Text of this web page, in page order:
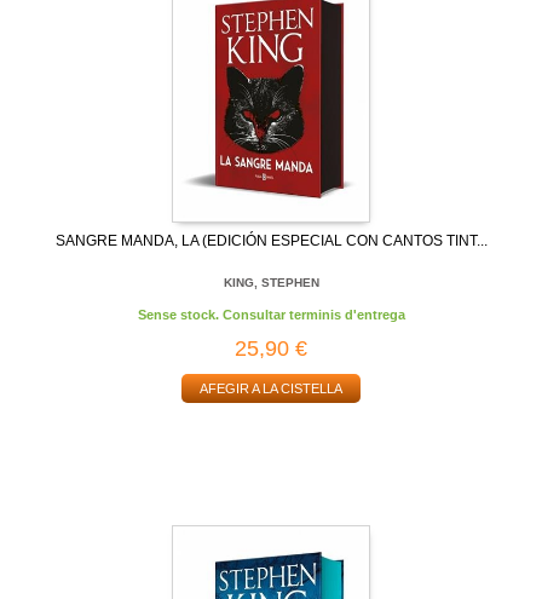
SANGRE MANDA, LA (EDICIÓN ESPECIAL CON CANTOS TINT...
KING, STEPHEN
Sense stock. Consultar terminis d'entrega
25,90 €
AFEGIR A LA CISTELLA